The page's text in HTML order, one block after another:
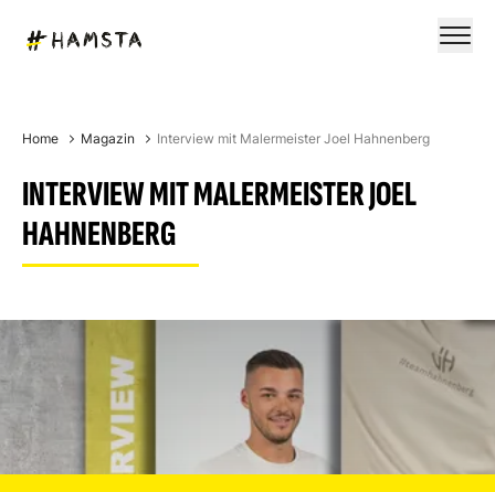
Home Magazin Interview mit Malermeister Joel Hahnenberg
INTERVIEW MIT MALERMEISTER JOEL
HAHNENBERG